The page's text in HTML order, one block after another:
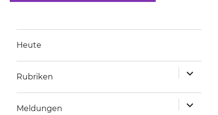
Heute
Rubriken
anzeigen
Meldungen
anzeigen